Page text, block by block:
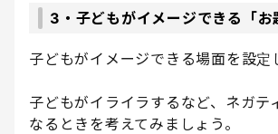
3・子どもがイメージできる「お
子どもがイメージできる場面を設定
子どもがイライラするなど、ネガテ
なるときを考えてみましょう。